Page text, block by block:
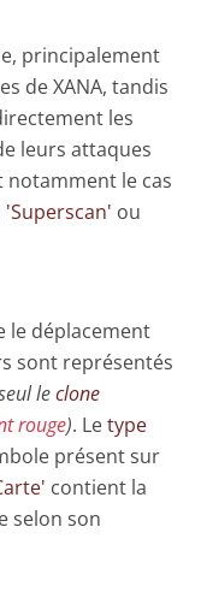
principalement
de XANA, tandis
les
leurs attaques
notamment le cas
'Superscan' ou
le déplacement
sont représentés
leclone
rouge). Letype
présent sur
contient la
selon son